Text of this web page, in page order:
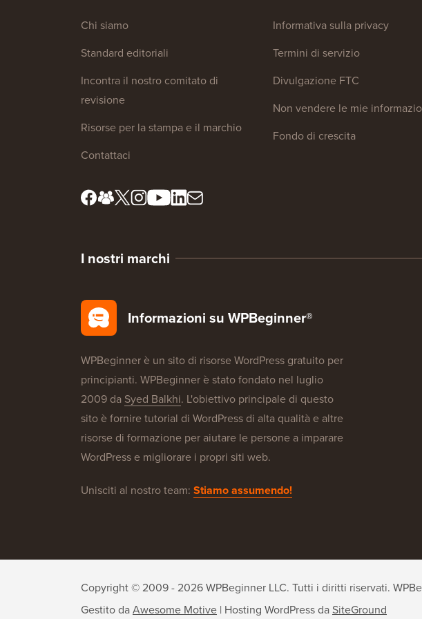
Chi siamo
Standard editoriali
Incontra il nostro comitato di
revisione
Risorse per la stampa e il marchio
Contattaci
Informativa sulla privacy
Termini di servizio
Divulgazione FTC
Non vendere le mie
Fondo di crescita
I nostri marchi
Informazioni su WPBeginner®
WPBeginner è un sito di risorse WordPress gratuito per
principianti. WPBeginner è stato fondato nel luglio
2009 da Syed Balkhi. L'obiettivo principale di questo
sito è fornire tutorial di WordPress di alta qualità e altre
risorse di formazione per aiutare le persone a imparare
WordPress e migliorare i propri siti web.
Unisciti al nostro team: Stiamo assumendo!
Copyright © 2009 - 2026 WPBeginner LLC. Tutti i diritti riservati.
Gestito daAwesome Motive | Hosting WordPressdaSiteGround